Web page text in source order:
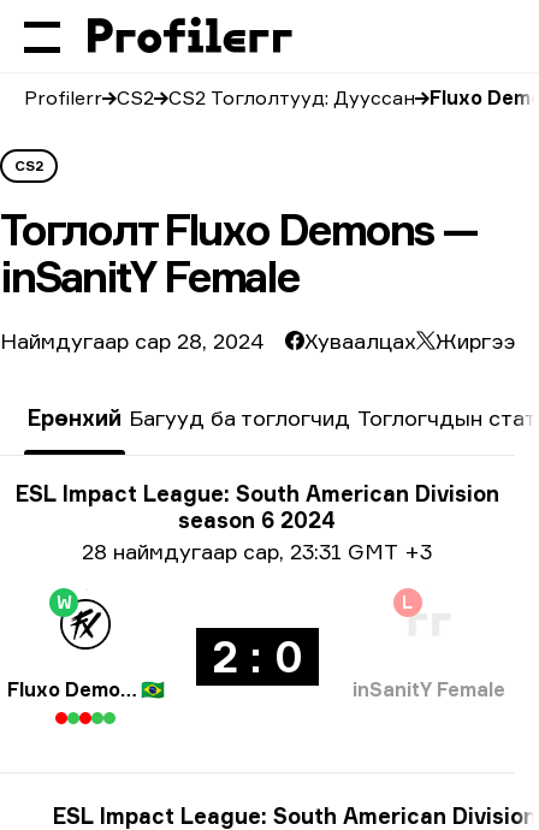
Profilerr CS2 CS2 Тоглолтууд: Дууссан Fluxo
CS2
Тоглолт Fluxo Demons —
inSanitY Female
Наймдугаар сар 28, 2024 Хуваалцах Жиргээ
Ерөнхий Багууд ба тоглогчид Тоглогчдын
Тэмцээний мэдээлэл
ESL Impact League: South American Division
season 6 2024
Огнооны мэдээлэл
28 наймдугаар сар, 23:31 GMT +3
W
Fluxo Demons 🇧🇷
2 : 0
L
inSanitY Female
ESL Impact League: South American